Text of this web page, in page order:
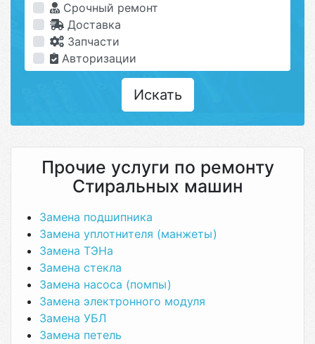
Срочный ремонт
Доставка
Запчасти
Авторизации
Искать
Прочие услуги по ремонту
Стиральных машин
Замена подшипника
Замена уплотнителя (манжеты)
Замена ТЭНа
Замена стекла
Замена насоса (помпы)
Замена электронного модуля
Замена УБЛ
Замена петель